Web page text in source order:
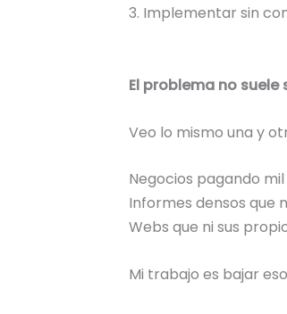
3. Implementar sin
El problema no
Veo lo mismo una y
Negocios pagando
Informes densos que
Webs que ni sus
Mi trabajo es bajar